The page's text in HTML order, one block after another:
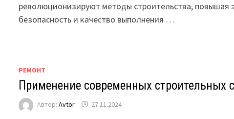
революционизируют методы строительства, повышая
безопасность и качество выполнения …
РЕМОНТ
Применение современных строительных
Автор:Avtor 27.11.2024